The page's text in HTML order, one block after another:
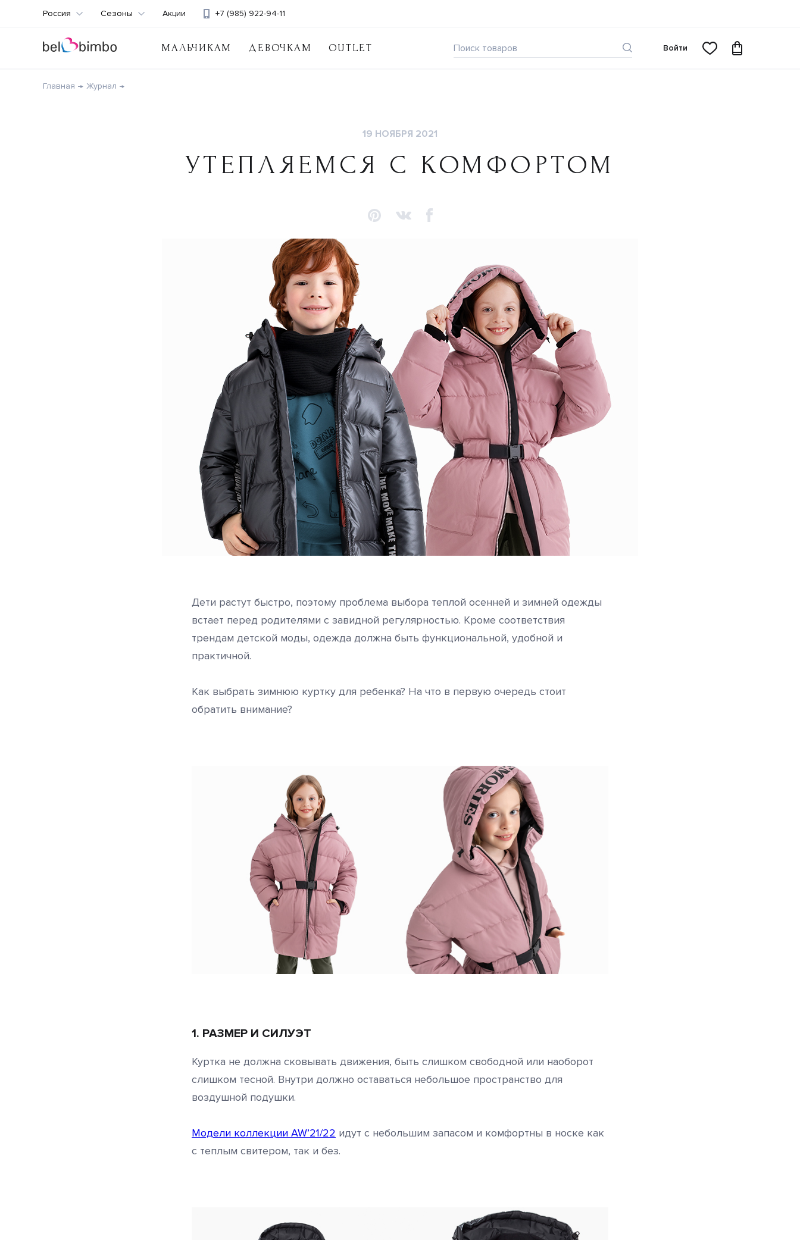
МАЛЬЧИКАМ ДЕВОЧКАМ OUTLET
+7 (985) 922-94-11
Россия Сезоны Акции
Войти
Главная Журнал
19 НОЯБРЯ 2021
УТЕПЛЯЕМСЯ С КОМФОРТОМ
Дети растут быстро, поэтому проблема выбора теплой осенней и зимней одежды
встает перед родителями с завидной регулярностью. Кроме соответствия
трендам детской моды, одежда должна быть функциональной, удобной и
практичной.
Как выбрать зимнюю куртку для ребенка? На что в первую очередь стоит
обратить внимание?
1. РАЗМЕР И СИЛУЭТ
Куртка не должна сковывать движения, быть слишком свободной или наоборот
слишком тесной. Внутри должно оставаться небольшое пространство для
воздушной подушки.
Модели коллекции AW’21/22 идут с небольшим запасом и комфортны в носке как
с теплым свитером, так и без.